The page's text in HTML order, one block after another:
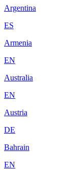
Argentina
ES
Armenia
EN
Australia
EN
Austria
DE
Bahrain
EN